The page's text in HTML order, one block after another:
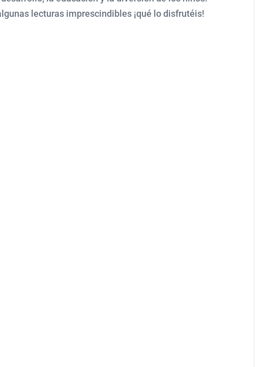
lecturas imprescindibles ¡qué lo disfrutéis!